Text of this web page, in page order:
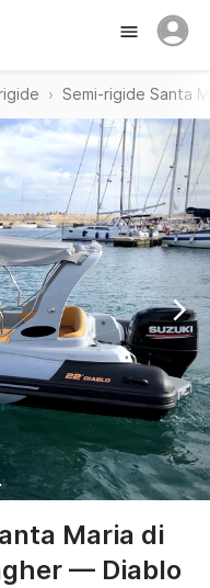
Semi-rigide Santa
Maria di
— Diablo